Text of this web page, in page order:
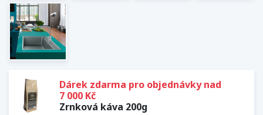
Dárek zdarma pro objednávky nad
7 000 Kč
Zrnková káva 200g